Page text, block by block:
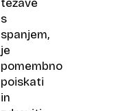
težave
s
spanjem,
je
pomembno
poiskati
in